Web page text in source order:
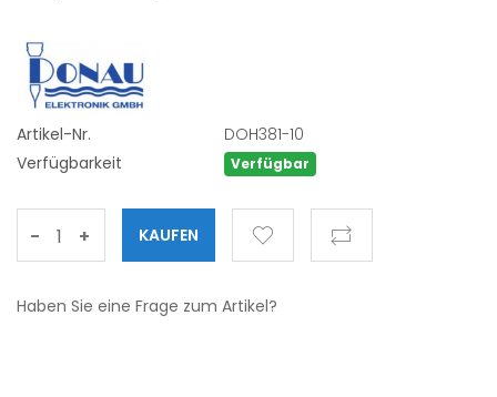
Artikel-Nr.
DOH381-10
Verfügbarkeit
Verfügbar
- +
Haben Sie eine Frage zum Artikel?